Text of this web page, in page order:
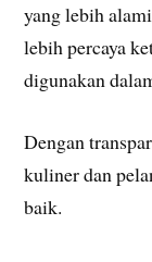
yang lebih
lebih percaya
digunakan
Dengan
kuliner dan
baik.